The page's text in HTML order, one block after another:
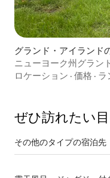
グランド・アイランド
ニューヨーク州グラン
の滝から4マイル！
ロケーション · 価格 · ラ
ぜひ訪⁠れ⁠た⁠い
その他のタ⁠イ⁠プ⁠の宿⁠泊⁠先